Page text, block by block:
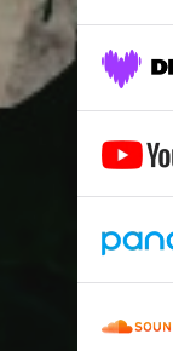
El
El Indio
Area